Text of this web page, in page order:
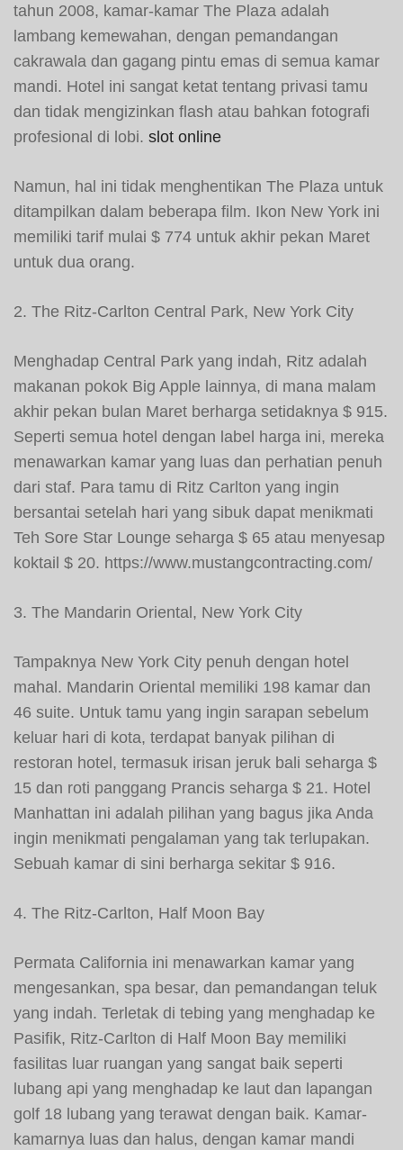
tahun 2008, kamar-kamar The Plaza adalah
lambang kemewahan, dengan pemandangan
cakrawala dan gagang pintu emas di semua kamar
mandi. Hotel ini sangat ketat tentang privasi tamu
dan tidak mengizinkan flash atau bahkan fotografi
profesional di lobi. slot online
Namun, hal ini tidak menghentikan The Plaza untuk
ditampilkan dalam beberapa film. Ikon New York ini
memiliki tarif mulai $ 774 untuk akhir pekan Maret
untuk dua orang.
2. The Ritz-Carlton Central Park, New York City
Menghadap Central Park yang indah, Ritz adalah
makanan pokok Big Apple lainnya, di mana malam
akhir pekan bulan Maret berharga setidaknya $ 915.
Seperti semua hotel dengan label harga ini, mereka
menawarkan kamar yang luas dan perhatian penuh
dari staf. Para tamu di Ritz Carlton yang ingin
bersantai setelah hari yang sibuk dapat menikmati
Teh Sore Star Lounge seharga $ 65 atau menyesap
koktail $ 20. https://www.mustangcontracting.com/
3. The Mandarin Oriental, New York City
Tampaknya New York City penuh dengan hotel
mahal. Mandarin Oriental memiliki 198 kamar dan
46 suite. Untuk tamu yang ingin sarapan sebelum
keluar hari di kota, terdapat banyak pilihan di
restoran hotel, termasuk irisan jeruk bali seharga $
15 dan roti panggang Prancis seharga $ 21. Hotel
Manhattan ini adalah pilihan yang bagus jika Anda
ingin menikmati pengalaman yang tak terlupakan.
Sebuah kamar di sini berharga sekitar $ 916.
4. The Ritz-Carlton, Half Moon Bay
Permata California ini menawarkan kamar yang
mengesankan, spa besar, dan pemandangan teluk
yang indah. Terletak di tebing yang menghadap ke
Pasifik, Ritz-Carlton di Half Moon Bay memiliki
fasilitas luar ruangan yang sangat baik seperti
lubang api yang menghadap ke laut dan lapangan
golf 18 lubang yang terawat dengan baik. Kamar-
kamarnya luas dan halus, dengan kamar mandi